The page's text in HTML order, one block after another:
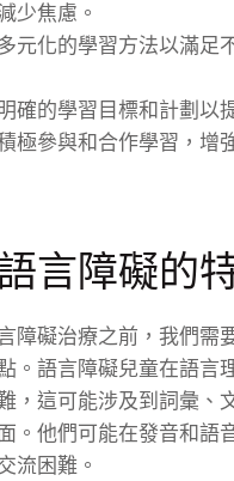
少焦慮。
元化的學習方法以滿足
確的學習目標和計劃以
極參與和合作學習，增
言障礙的
障礙治療之前，我們需
。語言障礙兒童在語言
，這可能涉及到詞彙、
。他們可能在發音和語
流困難。